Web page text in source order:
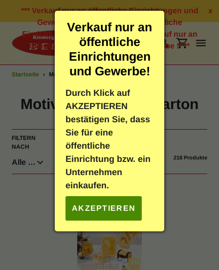
Verkauf nur an
öffentliche
Einrichtungen
und Gewerbe!
Durch Klick auf
AKZEPTIEREN
bestätigen Sie, dass
Sie für eine
öffentliche
Einrichtung bzw. ein
Unternehmen
einkaufen.
AKZEPTIEREN
Direkt
Inhalt
*** Verkauf nur an öffentliche Einrichtungen und
Gewerbe ! *** Verkauf nur an öffentliche
Einrichtungen und Gewerbe ! *** Verkauf nur an
öffentliche Einrichtungen und Gewerbe ! ***
x
SuchenEinloggen
Schreibwaren
Geschenkartikel
Spielen & Lernen
Indoor & Outdoor
Startseite › Motivblock & Motivkarton
S
m
m
l
Motivblock & Motivkarton
FILTERN
NACH
SORTIEREN
NACH
218 Produkte